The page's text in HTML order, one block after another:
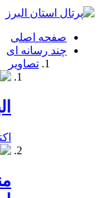
فصد
شرق
تهران
خشکشویی
صفحه اصلی
چند رسانه ای
تصاویر
اکتبر